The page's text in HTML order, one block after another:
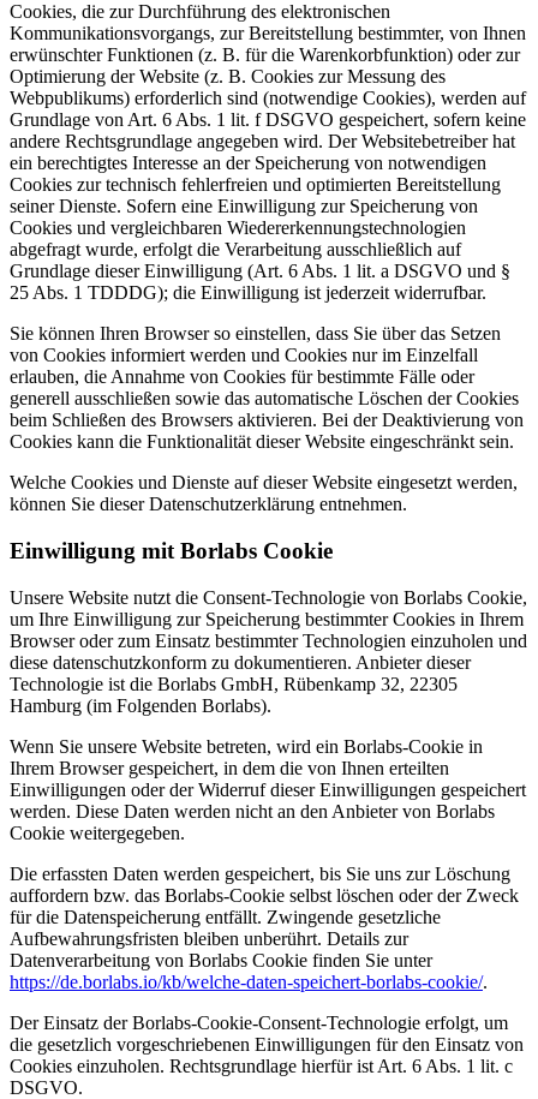
Cookies, die zur Durchführung des elektronischen
Kommunikationsvorgangs, zur Bereitstellung bestimmter, von Ihnen
erwünschter Funktionen (z. B. für die Warenkorbfunktion) oder zur
Optimierung der Website (z. B. Cookies zur Messung des
Webpublikums) erforderlich sind (notwendige Cookies), werden auf
Grundlage von Art. 6 Abs. 1 lit. f DSGVO gespeichert, sofern keine
andere Rechtsgrundlage angegeben wird. Der Websitebetreiber hat
ein berechtigtes Interesse an der Speicherung von notwendigen
Cookies zur technisch fehlerfreien und optimierten Bereitstellung
seiner Dienste. Sofern eine Einwilligung zur Speicherung von
Cookies und vergleichbaren Wiedererkennungstechnologien
abgefragt wurde, erfolgt die Verarbeitung ausschließlich auf
Grundlage dieser Einwilligung (Art. 6 Abs. 1 lit. a DSGVO und §
25 Abs. 1 TDDDG); die Einwilligung ist jederzeit widerrufbar.
Sie können Ihren Browser so einstellen, dass Sie über das Setzen
von Cookies informiert werden und Cookies nur im Einzelfall
erlauben, die Annahme von Cookies für bestimmte Fälle oder
generell ausschließen sowie das automatische Löschen der Cookies
beim Schließen des Browsers aktivieren. Bei der Deaktivierung von
Cookies kann die Funktionalität dieser Website eingeschränkt sein.
Welche Cookies und Dienste auf dieser Website eingesetzt werden,
können Sie dieser Datenschutzerklärung entnehmen.
Einwilligung mit Borlabs Cookie
Unsere Website nutzt die Consent-Technologie von Borlabs Cookie,
um Ihre Einwilligung zur Speicherung bestimmter Cookies in Ihrem
Browser oder zum Einsatz bestimmter Technologien einzuholen und
diese datenschutzkonform zu dokumentieren. Anbieter dieser
Technologie ist die Borlabs GmbH, Rübenkamp 32, 22305
Hamburg (im Folgenden Borlabs).
Wenn Sie unsere Website betreten, wird ein Borlabs-Cookie in
Ihrem Browser gespeichert, in dem die von Ihnen erteilten
Einwilligungen oder der Widerruf dieser Einwilligungen gespeichert
werden. Diese Daten werden nicht an den Anbieter von Borlabs
Cookie weitergegeben.
Die erfassten Daten werden gespeichert, bis Sie uns zur Löschung
auffordern bzw. das Borlabs-Cookie selbst löschen oder der Zweck
für die Datenspeicherung entfällt. Zwingende gesetzliche
Aufbewahrungsfristen bleiben unberührt. Details zur
Datenverarbeitung von Borlabs Cookie finden Sie unter
https://de.borlabs.io/kb/welche-daten-speichert-borlabs-cookie/.
Der Einsatz der Borlabs-Cookie-Consent-Technologie erfolgt, um
die gesetzlich vorgeschriebenen Einwilligungen für den Einsatz von
Cookies einzuholen. Rechtsgrundlage hierfür ist Art. 6 Abs. 1 lit. c
DSGVO.